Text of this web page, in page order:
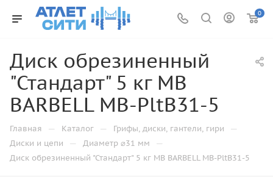
0
Диск обрезиненный
"Стандарт" 5 кг MB
BARBELL MB-PltB31-5
Главная — Каталог — Грифы, диски, гантели, гири —
Диски и цепи — Диаметр ⌀31 мм —
Диск обрезиненный "Стандарт" 5 кг MB BARBELL MB-PltB31-5